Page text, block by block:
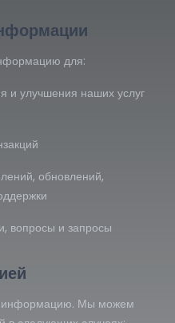
для:
и улучшения наших услуг
обновлений,
вопросы и запросы
информацию. Мы можем